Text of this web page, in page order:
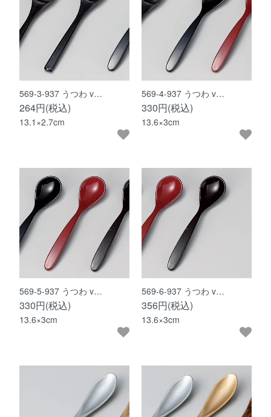
569-3-937 うつわ v…
264円(税込)
13.1×2.7cm
569-4-937 うつわ v…
330円(税込)
13.6×3cm
569-5-937 うつわ v…
330円(税込)
13.6×3cm
569-6-937 うつわ v…
356円(税込)
13.6×3cm